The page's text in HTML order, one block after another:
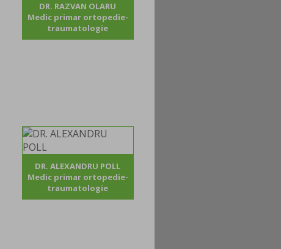
DR. RAZVAN OLARU
Medic primar ortopedie-
traumatologie
DR. ALEXANDRU POLL
Medic primar ortopedie-
traumatologie